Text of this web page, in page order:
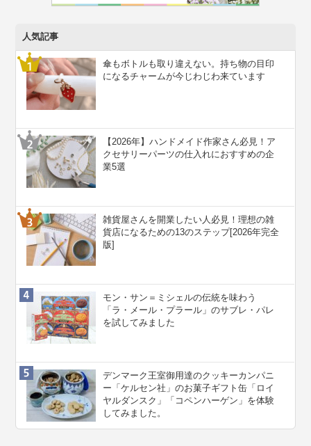
人気記事
傘もボトルも取り違えない。持ち物の目印
になるチャームが今じわじわ来ています
【2026年】ハンドメイド作家さん必見！ア
クセサリーパーツの仕入れにおすすめの企
業5選
雑貨屋さんを開業したい人必見！理想の雑
貨店になるための13のステップ[2026年完全
版]
モン・サン＝ミシェルの伝統を味わう
「ラ・メール・プラール」のサブレ・パレ
を試してみました
デンマーク王室御用達のクッキーカンパニ
ー「ケルセン社」のお菓子ギフト缶「ロイ
ヤルダンスク」「コペンハーゲン」を体験
してみました。